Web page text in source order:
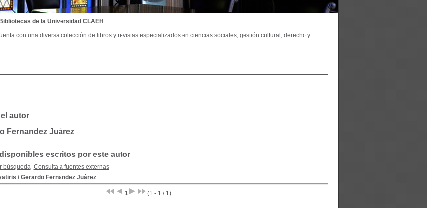
autor
Fernandez Juárez
escritos por este autor
búsqueda Consulta a fuentes externas
/ Gerardo Fernandez Juárez
1 (1 - 1 / 1)
de la Universidad CLAEH
con una diversa colección de libros y revistas especializados en ciencias sociales, gestión cultural, derecho y